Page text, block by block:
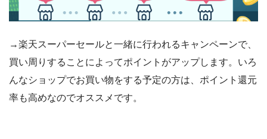
→楽天スーパーセールと一緒に行われるキャンペーンで、
買い周りすることによってポイントがアップします。いろ
んなショップでお買い物をする予定の方は、ポイント還元
率も高めなのでオススメです。